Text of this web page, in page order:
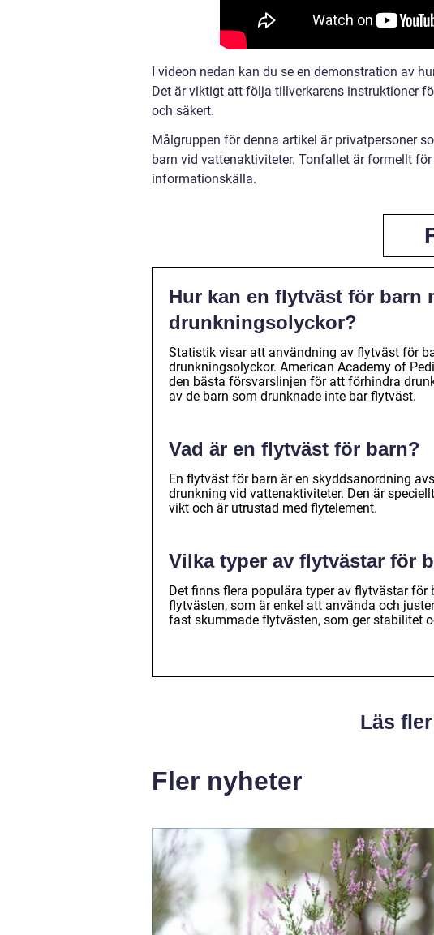
I videon nedan kan du se en demonstration av
Det är viktigt att följa tillverkarens instruktioner
och säkert.
Målgruppen för denna artikel är privatpersoner
barn vid vattenaktiviteter. Tonfallet är formellt
informationskälla.
Hur kan en flytväst för barn
drunkningsolyckor?
Statistik visar att användning av flytväst för
drunkningsolyckor. American Academy of
den bästa försvarslinjen för att förhindra
av de barn som drunknade inte bar flytväst.
Vad är en flytväst för barn?
En flytväst för barn är en skyddsanordning
drunkning vid vattenaktiviteter. Den är
vikt och är utrustad med flytelement.
Vilka typer av flytvästar för
Det finns flera populära typer av flytvästar
flytvästen, som är enkel att använda och
fast skummade flytvästen, som ger stabilitet
Läs
Fler nyheter